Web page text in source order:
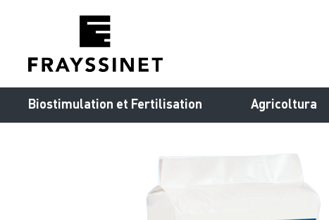
Biostimulation et Fertilisation Agricoltura